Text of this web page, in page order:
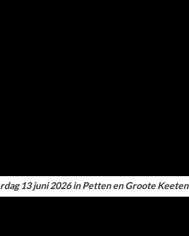
13 juni 2026 in Petten en Groote Keeten